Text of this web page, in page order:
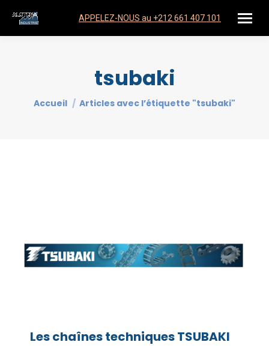
APPELEZ-NOUS au +212 661 407 101
tsubaki
Vous êtes ici :
Accueil Articles avec l’étiquette "tsubaki"
Les chaînes techniques TSUBAKI